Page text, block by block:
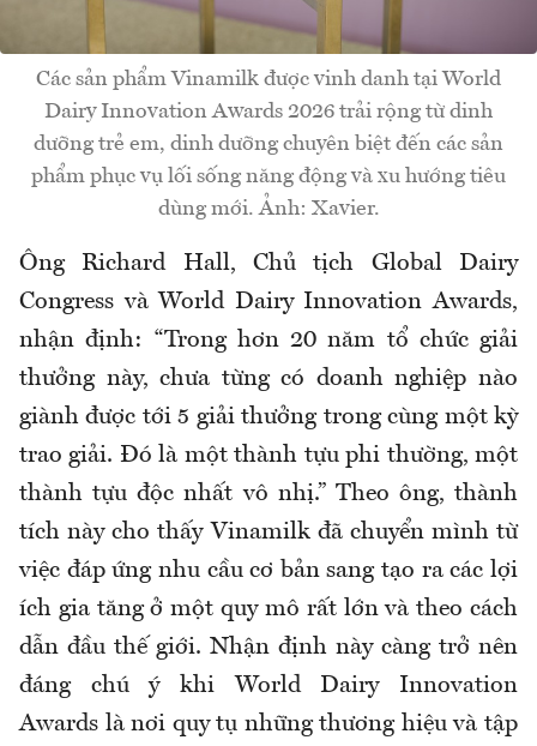
Các sản phẩm Vinamilk được vinh danh tại World
Dairy Innovation Awards 2026 trải rộng từ dinh
dưỡng trẻ em, dinh dưỡng chuyên biệt đến các sản
phẩm phục vụ lối sống năng động và xu hướng tiêu
dùng mới. Ảnh: Xavier.
Ông Richard Hall, Chủ tịch Global Dairy
Congress và World Dairy Innovation Awards,
nhận định: “Trong hơn 20 năm tổ chức giải
thưởng này, chưa từng có doanh nghiệp nào
giành được tới 5 giải thưởng trong cùng một kỳ
trao giải. Đó là một thành tựu phi thường, một
thành tựu độc nhất vô nhị.” Theo ông, thành
tích này cho thấy Vinamilk đã chuyển mình từ
việc đáp ứng nhu cầu cơ bản sang tạo ra các lợi
ích gia tăng ở một quy mô rất lớn và theo cách
dẫn đầu thế giới. Nhận định này càng trở nên
đáng chú ý khi World Dairy Innovation
Awards là nơi quy tụ những thương hiệu và tập